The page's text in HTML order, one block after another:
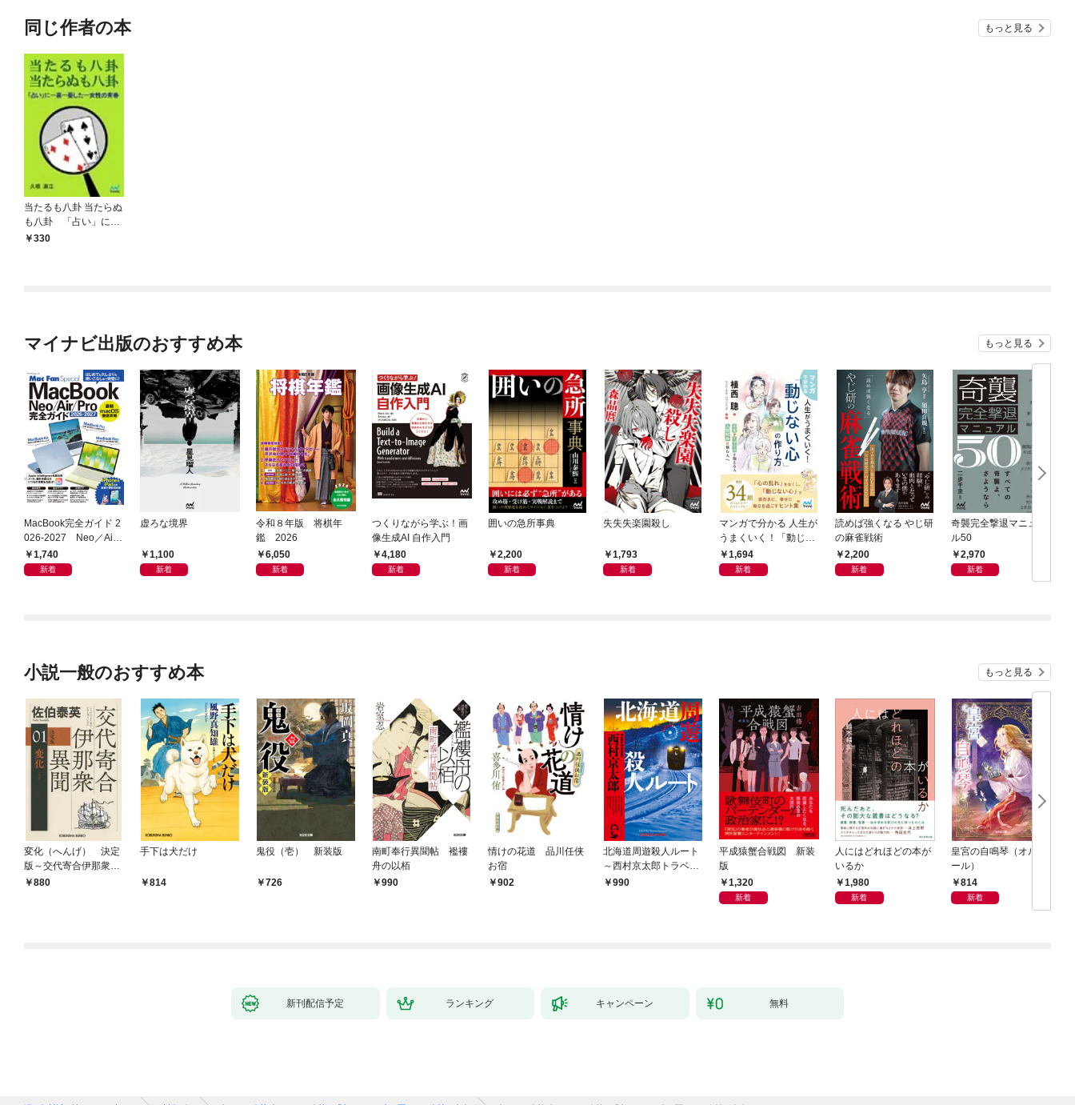
同じ作者の本 もっと見る
当たるも八卦 当たらぬ
も八卦 「占い」に一
喜一憂した一女性の青
330
マイナビ出版のおすすめ本 もっと見る
MacBook完全ガイド 2
026-2027 Neo／Air
／Pro対応
1,740
新着
虚ろな境界
1,100
新着
令和８年版 将棋年
鑑 2026
6,050
新着
つくりながら学ぶ！画
像生成AI 自作入門
4,180
新着
囲いの急所事典
2,200
新着
失失失楽園殺し
1,793
新着
マンガで分かる 人生が
うまくいく！「動じな
い心」の作り方
1,694
新着
読めば強くなる やじ研
の麻雀戦術
2,200
新着
奇襲完全撃退マニュア
ル50
2,970
新着
小説一般のおすすめ本 もっと見る
変化（へんげ） 決定
版～交代寄合伊那衆異
聞（1）～
880
手下は犬だけ
814
鬼役（壱） 新装版
726
南町奉行異聞帖 襤褸
舟の以栢
990
情けの花道 品川任侠
お宿
902
北海道周遊殺人ルート
～西村京太郎トラベル
ミステリー・セレクシ
990
平成猿蟹合戦図 新装
版
1,320
新着
人にはどれほどの本が
いるか
1,980
新着
皇宮の自鳴琴（オルゴ
ール）
814
新着
新刊配信予定 ランキング キャンペーン 無料